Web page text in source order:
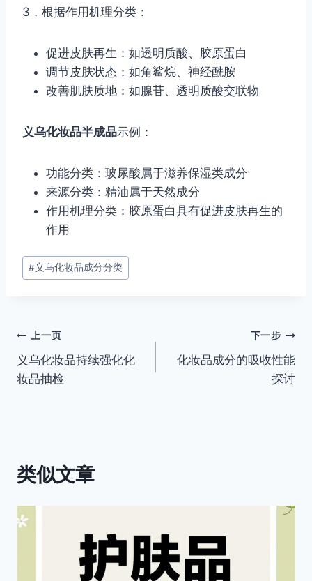
3，根据作用机理分类：
促进皮肤再生：如透明质酸、胶原蛋白
调节皮肤状态：如角鲨烷、神经酰胺
改善肌肤质地：如腺苷、透明质酸交联物
义乌化妆品半成品示例：
功能分类：玻尿酸属于滋养保湿类成分
来源分类：精油属于天然成分
作用机理分类：胶原蛋白具有促进皮肤再生的
作用
文
章
#义乌化妆品成分分类
文
章
上一页
义乌化妆品持续强化化
妆品抽检
下一步
化妆品成分的吸收性能
探讨
类似文章